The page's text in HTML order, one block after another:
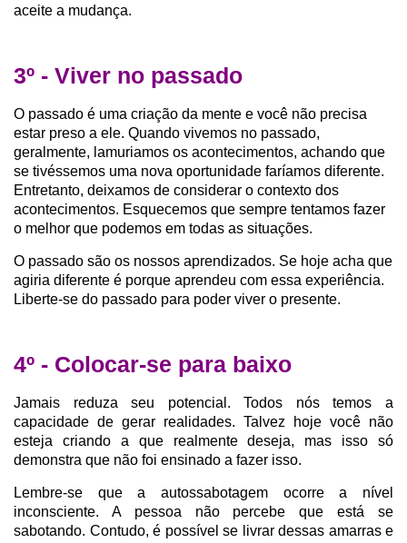
aceite a mudança.
3º - Viver no passado
O passado é uma criação da mente e você não precisa
estar preso a ele. Quando vivemos no passado,
geralmente, lamuriamos os acontecimentos, achando que
se tivéssemos uma nova oportunidade faríamos diferente.
Entretanto, deixamos de considerar o contexto dos
acontecimentos. Esquecemos que sempre tentamos fazer
o melhor que podemos em todas as situações.
O passado são os nossos aprendizados. Se hoje acha que
agiria diferente é porque aprendeu com essa experiência.
Liberte-se do passado para poder viver o presente.
4º - Colocar-se para baixo
Jamais reduza seu potencial. Todos nós temos a
capacidade de gerar realidades. Talvez hoje você não
esteja criando a que realmente deseja, mas isso só
demonstra que não foi ensinado a fazer isso.
Lembre-se que a autossabotagem ocorre a nível
inconsciente. A pessoa não percebe que está se
sabotando. Contudo, é possível se livrar dessas amarras e